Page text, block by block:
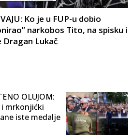
Ko je u FUP-u dobio
narkobos Tito, na spisku i
Lukač
OLUJOM:
mrkonjićki
iste medalje